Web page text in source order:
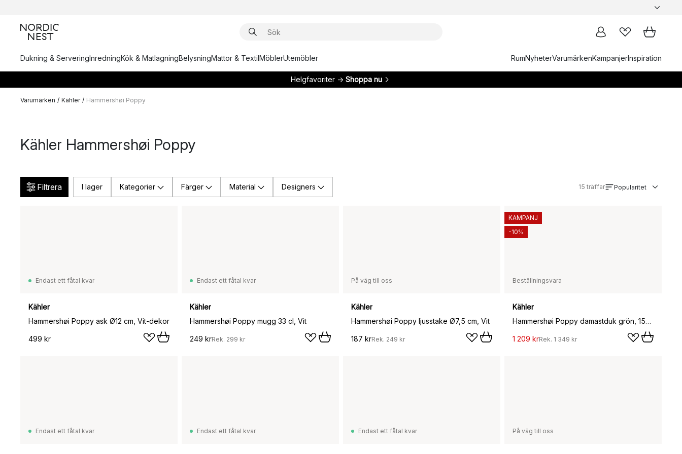
Dukning & ServeringInredningKök & MatlagningBelysningMattor & TextilMöblerUtemöbler RumNyheterVarumärkenKampanjerInspiration
Helgfavoriter → Shoppa nu
Varumärken / Kähler / Hammershøi Poppy
Kähler Hammershøi Poppy
Filtrera I lager Kategorier Färger Material Designers 15 träffar Popularitet
Endast ett fåtal kvar
Kähler
Hammershøi Poppy ask Ø12 cm, Vit-dekor
499 kr
Endast ett fåtal kvar
Kähler
Hammershøi Poppy mugg 33 cl, Vit
249 krRek. 299 kr
På väg till oss
Kähler
Hammershøi Poppy ljusstake Ø7,5 cm, Vit
187 krRek. 249 kr
Beställningsvara
Kähler
Hammershøi Poppy damastduk grön, 150x270 cm
1 209 krRek. 1 349 kr
KAMPANJ
-10%
Endast ett fåtal kvar Endast ett fåtal kvar Endast ett fåtal kvar På väg till oss